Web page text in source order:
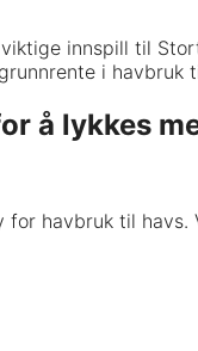
innspill til
i
å lykkes
havbruk til